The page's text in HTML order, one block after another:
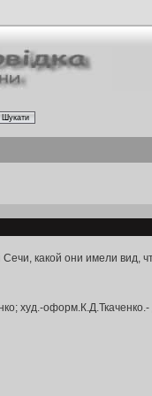
какой они имели вид,
худ.-